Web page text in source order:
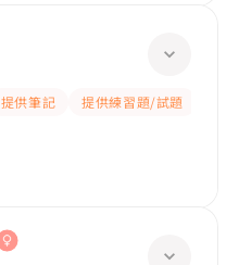
提供筆記 提供練習題/試題